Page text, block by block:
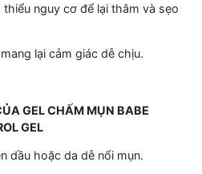
nguy cơ để lại thâm và sẹo
lại cảm giác dễ chịu.
GEL CHẤM MỤN BABE
GEL
dầu hoặc da dễ nổi mụn.